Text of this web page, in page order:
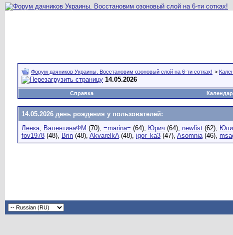
Форум дачников Украины. Восстановим озоновый слой на 6-ти сотках! >
14.05.2026
Справка
14.05.2026 день рождения у пользователей:
Ленка, ВалентинаФМ (70), =marina= (64), Юрич (64), newfist (62),
fov1978 (48), Brin (48), AkvarelkA(48), igor_ka3 (47), Asomnia(46),